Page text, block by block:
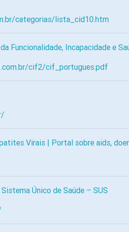
categorias/lista_cid10.htm
Funcionalidade, Incapacidade e
cif2/cif_portugues.pdf
Virais | Portal sobre aids,
Único de Saúde – SUS